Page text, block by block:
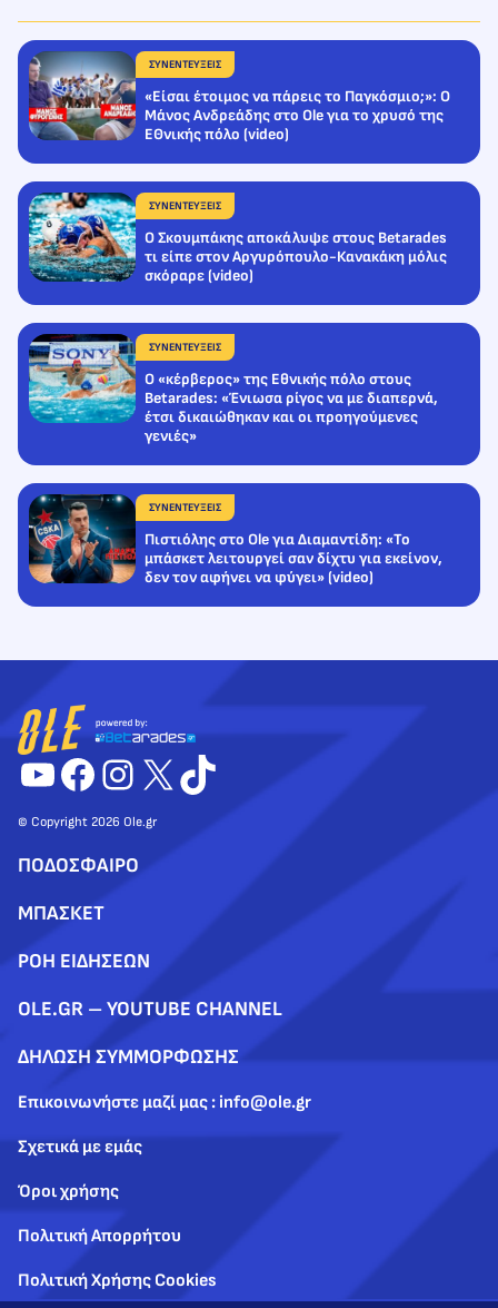
ΣΥΝΕΝΤΕΥΞΕΙΣ
«Είσαι έτοιμος να πάρεις το Παγκόσμιο;»: Ο
Μάνος Ανδρεάδης στο Ole για το χρυσό της
ΕΘνικής πόλο (video)
ΣΥΝΕΝΤΕΥΞΕΙΣ
Ο Σκουμπάκης αποκάλυψε στους Betarades
τι είπε στον Αργυρόπουλο-Κανακάκη μόλις
σκόραρε (video)
ΣΥΝΕΝΤΕΥΞΕΙΣ
Ο «κέρβερος» της Εθνικής πόλο στους
Betarades: «Ένιωσα ρίγος να με διαπερνά,
έτσι δικαιώθηκαν και οι προηγούμενες
γενιές»
ΣΥΝΕΝΤΕΥΞΕΙΣ
Πιστιόλης στο Ole για Διαμαντίδη: «Το
μπάσκετ λειτουργεί σαν δίχτυ για εκείνον,
δεν τον αφήνει να φύγει» (video)
YouTube
Facebook
Instagram
X TikTok
© Copyright 2026 Ole.gr
ΠΟΔΟΣΦΑΙΡΟ
ΜΠΑΣΚΕΤ
ΡΟΗ ΕΙΔΗΣΕΩΝ
OLE.GR – YOUTUBE CHANNEL
ΔΗΛΩΣΗ ΣΥΜΜΟΡΦΩΣΗΣ
Επικοινωνήστε μαζί μας : info@ole.gr
Σχετικά με εμάς
Όροι χρήσης
Πολιτική Απορρήτου
Πολιτική Χρήσης Cookies